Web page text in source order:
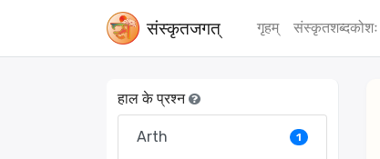
संस्‍कृतजगत् गृहम् संस्‍कृतशब्‍दकोशः
हाल के प्रश्न
Arth 1